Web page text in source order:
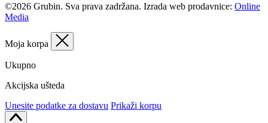
©2026 Grubin. Sva prava zadržana. Izrada web prodavnice: Online
Media
Moja korpa
Ukupno
Akcijska ušteda
Unesite podatke za dostavu Prikaži korpu